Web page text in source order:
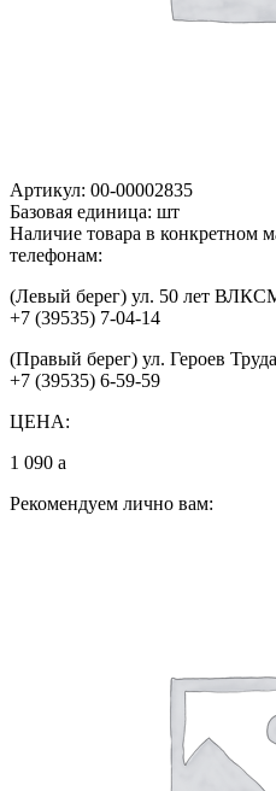
Артикул: 00-00002835
Базовая единица: шт
Наличие товара в конкретном
телефонам:
(Левый берег) ул. 50 лет
+7 (39535) 7-04-14
(Правый берег) ул. Героев
+7 (39535) 6-59-59
ЦЕНА:
1 090 a
Рекомендуем лично вам: